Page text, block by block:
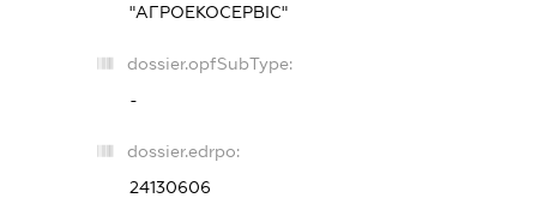
"АГРОЕКОСЕРВІС"
dossier.opfSubType:
-
dossier.edrpo:
24130606